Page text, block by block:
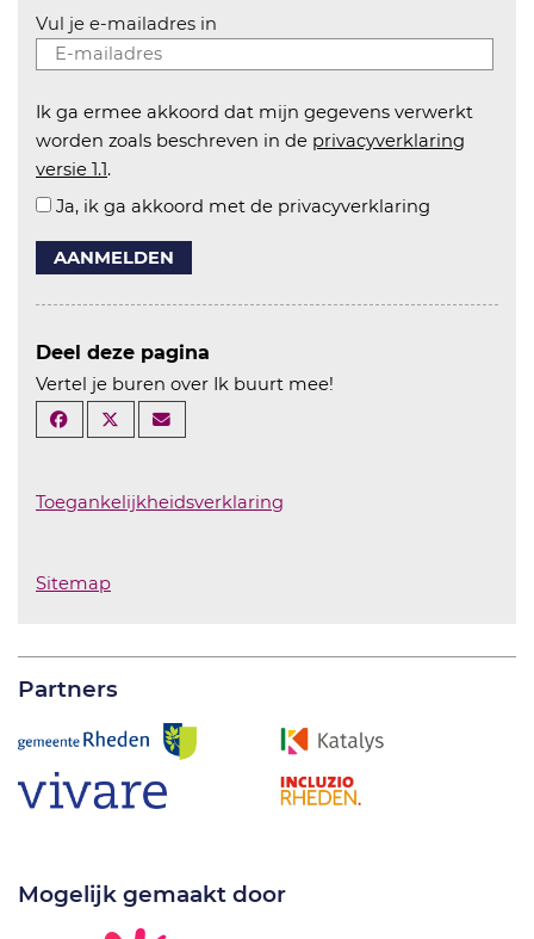
Vul je e-mailadres in
Ik ga ermee akkoord dat mijn gegevens verwerkt
worden zoals beschreven in de privacyverklaring
versie 1.1.
Ja, ik ga akkoord met de privacyverklaring
AANMELDEN
Deel deze pagina
Vertel je buren over Ik buurt mee!
Toegankelijkheidsverklaring
Sitemap
Partners
Mogelijk gemaakt door